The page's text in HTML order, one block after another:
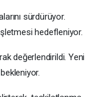
sürdürüyor.
hedefleniyor.
değerlendirildi. Yeni